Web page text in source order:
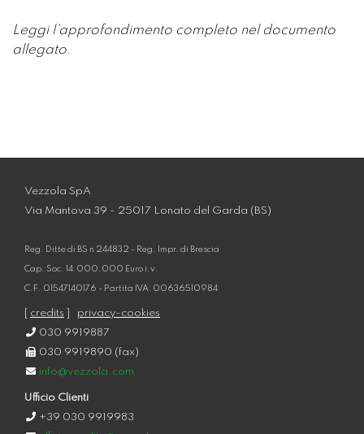
Leggi l'approfondimento completo nel documento
allegato.
Vezzola SpA
Via Mantova 39 - 25017 Lonato del Garda (BS)
Reg. Ditte di BS n 244832 - Reg. Impr. di Brescia
Cap. Soc. 14.000.000 Euro i.v.
C.F. 01547140176 - Partita IVA: 00636510984
credits
privacy-cookies
030 9919887
030 9919890 (fax)
info@vezzola.com
Ufficio Clienti
+39 030 9919983